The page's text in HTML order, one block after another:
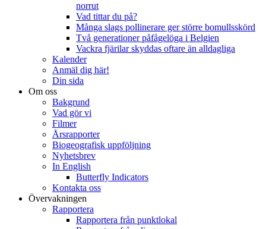
norrut
Vad tittar du på?
Många slags pollinerare ger större bomullsskörd
Två generationer påfågelöga i Belgien
Vackra fjärilar skyddas oftare än alldagliga
Kalender
Anmäl dig här!
Din sida
Om oss
Bakgrund
Vad gör vi
Filmer
Årsrapporter
Biogeografisk uppföljning
Nyhetsbrev
In English
Butterfly Indicators
Kontakta oss
Övervakningen
Rapportera
Rapportera från punktlokal